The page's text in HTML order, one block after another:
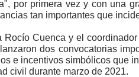
por primera vez y con una
tan importantes que
Rocío Cuenca y el
dos convocatorias
e incentivos simbólicos que
civil durante marzo de 2021.